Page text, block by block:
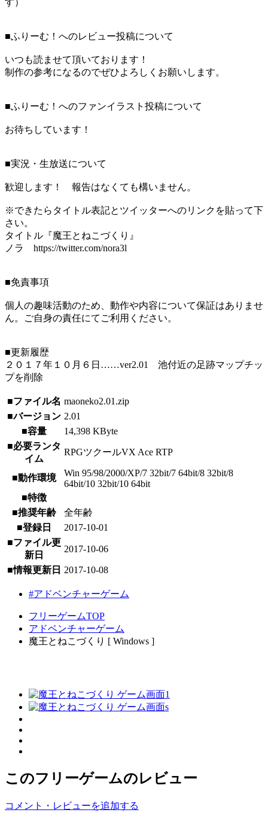
す）
■ふりーむ！へのレビュー投稿について
いつも読ませて頂いております！
制作の参考になるのでぜひよろしくお願いします。
■ふりーむ！へのファンイラスト投稿について
お待ちしています！
■実況・生放送について
歓迎します！ 報告はなくても構いません。
※できたらタイトル表記とツイッターへのリンクを貼って下
さい。
タイトル『魔王とねこづくり』
ノラ https://twitter.com/nora3l
■免責事項
個人の趣味活動のため、動作や内容について保証はありませ
ん。ご自身の責任にてご利用ください。
■更新履歴
２０１７年１０月６日……ver2.01 池付近の足跡マップチッ
プを削除
■ファイル名 maoneko2.01.zip
■バージョン 2.01
■容量
14,398 KByte
■必要ランタ
イム
RPGツクールVX Ace RTP
■動作環境
Win 95/98/2000/XP/7 32bit/7 64bit/8 32bit/8
64bit/10 32bit/10 64bit
■特徴
■推奨年齢
全年齢
■登録日
2017-10-01
■ファイル更
新日
2017-10-06
■情報更新日 2017-10-08
#アドベンチャーゲーム
フリーゲームTOP
アドベンチャーゲーム
魔王とねこづくり [ Windows ]
このフリーゲームのレビュー
コメント・レビューを追加する